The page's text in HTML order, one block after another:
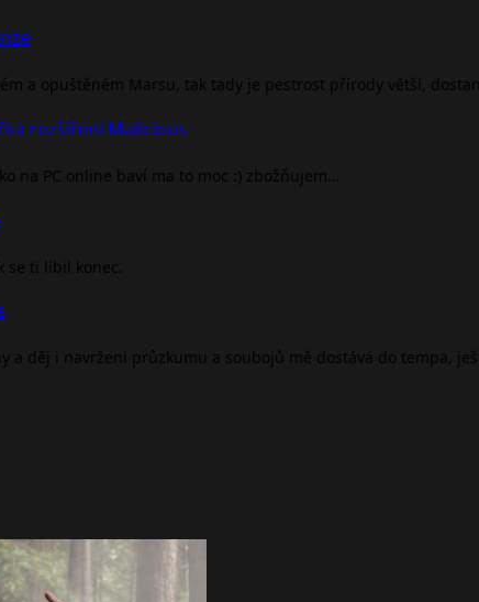
a opuštěném Marsu, tak tady je pestrost přírody větší,
rozšíření Malicious
na PC online baví ma to moc :) zbožňujem…
se ti líbil konec.
a děj i navržení průzkumu a soubojů mě dostává do tempa,